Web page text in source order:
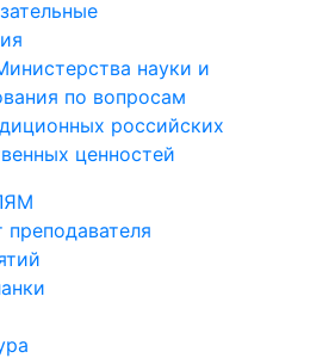
науки и
по вопросам
российских
ценностей